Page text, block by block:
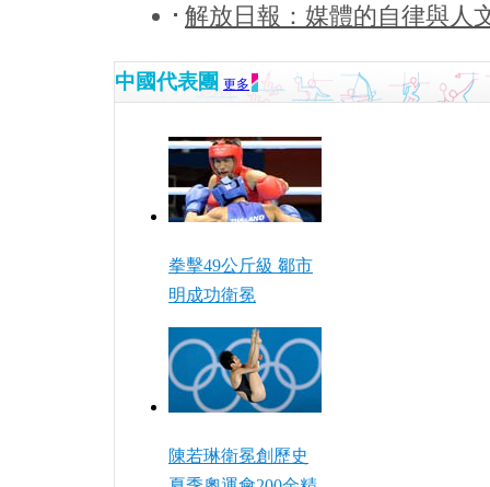
解放日報：媒體的自律與人
中國代表團 更多
拳擊49公斤級 鄒市
明成功衛冕
陳若琳衛冕創歷史